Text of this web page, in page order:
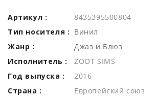
Артикул :
8435395500804
Тип носителя : Винил
Жанр :
Джаз и Блюз
Исполнитель :
ZOOT SIMS
Год выпуска :
2016
Страна :
Европейский союз